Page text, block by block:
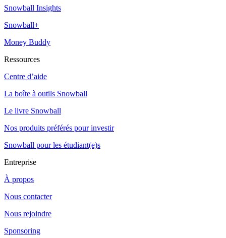
Snowball Insights
Snowball+
Money Buddy
Ressources
Centre d’aide
La boîte à outils Snowball
Le livre Snowball
Nos produits préférés pour investir
Snowball pour les étudiant(e)s
Entreprise
À propos
Nous contacter
Nous rejoindre
Sponsoring